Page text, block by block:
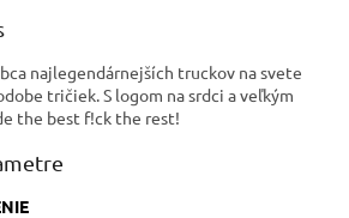
najlegendárnejších truckov na svete
tričiek. S logom na srdci a veľkým
the best f!ck the rest!